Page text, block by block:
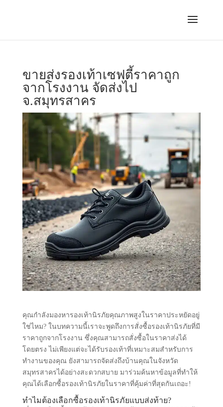
ขายส่งรองเท้าเซฟตี้ราคาถูก
จากโรงงาน จัดส่งไป
จ.สมุทรสาคร
คุณกำลังมองหารองเท้านิรภัยคุณภาพสูงในราคาประหยัดอยู่
ใช่ไหม? ในบทความนี้เราจะพูดถึงการสั่งซื้อรองเท้านิรภัยที่มี
ราคาถูกจากโรงงาน ซึ่งคุณสามารถสั่งซื้อในราคาส่งได้
โดยตรง ไม่เพียงแต่จะได้รับรองเท้าที่เหมาะสมสำหรับการ
ทำงานของคุณ ยังสามารถจัดส่งถึงบ้านคุณในจังหวัด
สมุทรสาครได้อย่างสะดวกสบาย มาร่วมค้นหาข้อมูลที่ทำให้
คุณได้เลือกซื้อรองเท้านิรภัยในราคาที่คุ้มค่าที่สุดกันเถอะ!
ทำไมต้องเลือกซื้อรองเท้านิรภัยแบบส่งท้าย?